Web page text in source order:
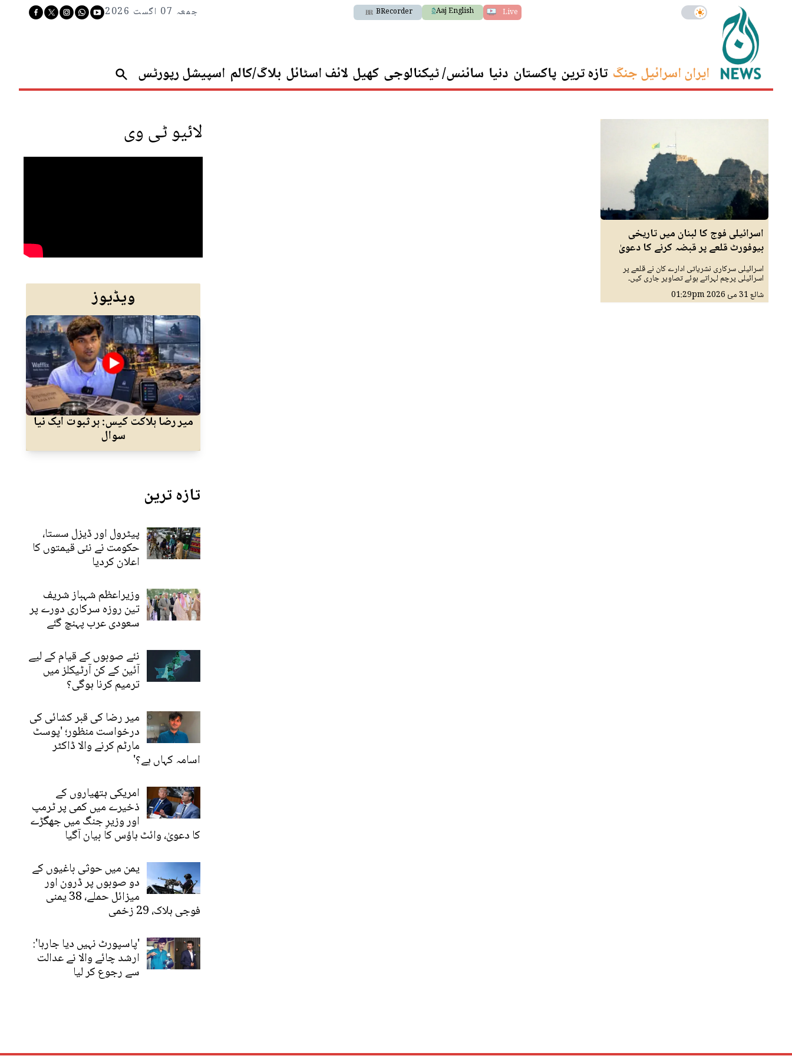
Live
Aaj English
BRecorder جمعہ 07 اگست 2026
ایران اسرائیل جنگ تازہ ترین پاکستان دنیا سائنس/ ٹیکنالوجی کھیل لائف اسٹائل بلاگ/کالم اسپیشل رپورٹس
اسرائیلی فوج کا لبنان میں تاریخی
بیوفورٹ قلعے پر قبضہ کرنے کا دعویٰ
اسرائیلی سرکاری نشریاتی ادارے کان نے قلعے پر
اسرائیلی پرچم لہراتے ہوئے تصاویر جاری کیں۔
شائع31 مئ 2026 01:29pm
لائیو ٹی وی
ویڈیوز
میر رضا ہلاکت کیس: ہر ثبوت ایک نیا
سوال
تازہ ترین
پیٹرول اور ڈیزل سستا،
حکومت نے نئی قیمتوں کا
اعلان کردیا
وزیراعظم شہباز شریف
تین روزہ سرکاری دورے پر
سعودی عرب پہنچ گئے
نئے صوبوں کے قیام کے لیے
آئین کے کن آرٹیکلز میں
ترمیم کرنا ہوگی؟
میر رضا کی قبر کشائی کی
درخواست منظور؛ 'پوسٹ
مارٹم کرنے والا ڈاکٹر
اسامہ کہاں ہے؟'
امریکی ہتھیاروں کے
ذخیرے میں کمی پر ٹرمپ
اور وزیرِ جنگ میں جھگڑے
کا دعویٰ، وائٹ ہاؤس کا بیان آگیا
یمن میں حوثی باغیوں کے
دو صوبوں پر ڈرون اور
میزائل حملے، 38 یمنی
فوجی ہلاک، 29 زخمی
'پاسپورٹ نہیں دیا جارہا':
ارشد چائے والا نے عدالت
سے رجوع کر لیا